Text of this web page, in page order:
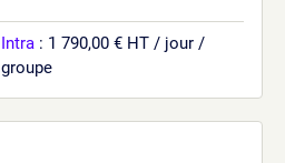
Intra : 1 790,00 € HT / jour /
groupe